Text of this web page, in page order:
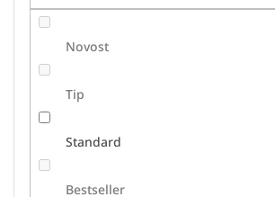
Novost
Tip
Standard
Bestseller